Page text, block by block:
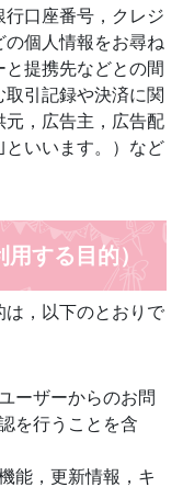
口座番号，クレジ
の個人情報をお尋ね
提携先などとの間
引記録や決済に関
元，広告主，広告配
といいます。）など
する目的）
は，以下のとおりで
ーザーからのお問
を行うことを含
能，更新情報，キ